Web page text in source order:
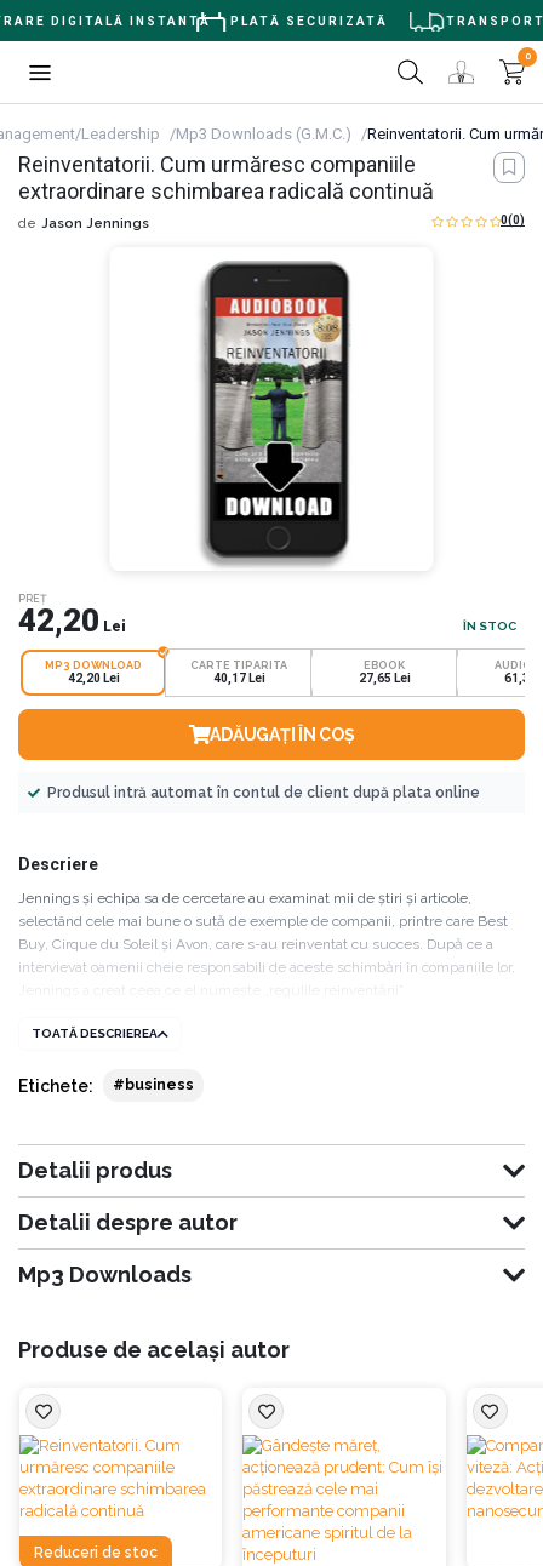
DIGITALĂ INSTANTĂ PLATĂ SECURIZATĂ TRANSPORT
0
Leadership Mp3 Downloads (G.M.C.) Reinventatorii. Cum
Reinventatorii. Cum urmăresc companiile
extraordinare schimbarea radicală continuă
de Jason Jennings 0(0)
PREȚ
42,20 Lei ÎN STOC
MP3 DOWNLOAD
42,20 Lei
CARTE TIPARITA
40,17 Lei
EBOOK
27,65 Lei 61,31
ADĂUGAȚI ÎN COȘ
Produsul intră automat în contul de client după plata online
Descriere
Jennings și echipa sa de cercetare au examinat mii de știri și articole,
selectând cele mai bune o sută de exemple de companii, printre care Best
Buy, Cirque du Soleil și Avon, care s-au reinventat cu succes. După ce a
intervievat oamenii cheie responsabili de aceste schimbări în companiile lor,
fie cu un pas înaintea concurenței în următorii ani.
Jason Jenningseste unul dintre cei mai solicitați speakeri de business din
lume. A călătorit pe toate continentele, susținând peste o mie de seminare și
dezvoltare.
TOATĂ DESCRIEREA
Etichete: #business
Detalii produs
Detalii despre autor
Mp3 Downloads
Produse de același autor
Reduceri de stoc